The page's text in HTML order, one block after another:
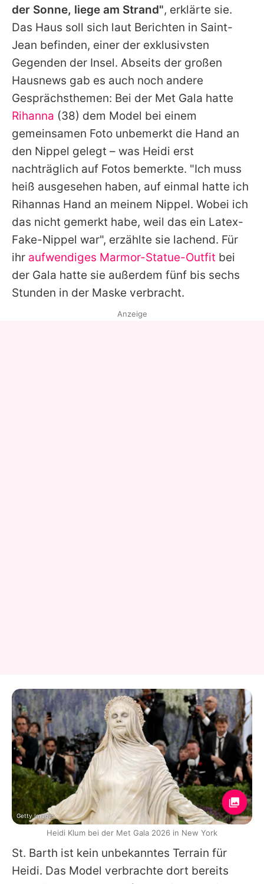
der Sonne, liege am Strand", erklärte sie.
Das Haus soll sich laut Berichten in Saint-
Jean befinden, einer der exklusivsten
Gegenden der Insel. Abseits der großen
Hausnews gab es auch noch andere
Gesprächsthemen: Bei der Met Gala hatte
Rihanna (38) dem Model bei einem
gemeinsamen Foto unbemerkt die Hand an
den Nippel gelegt – was Heidi erst
nachträglich auf Fotos bemerkte. "Ich muss
heiß ausgesehen haben, auf einmal hatte ich
Rihannas Hand an meinem Nippel. Wobei ich
das nicht gemerkt habe, weil das ein Latex-
Fake-Nippel war", erzählte sie lachend. Für
ihr aufwendiges Marmor-Statue-Outfit bei
der Gala hatte sie außerdem fünf bis sechs
Stunden in der Maske verbracht.
St. Barth ist kein unbekanntes Terrain für
Heidi. Das Model verbrachte dort bereits
Anzeige
Getty Images
Heidi Klum bei der Met Gala 2026 in New York